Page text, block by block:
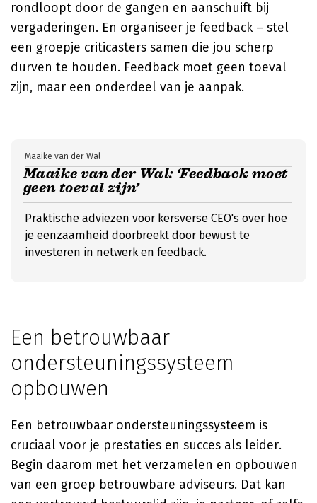
rondloopt door de gangen en aanschuift bij
vergaderingen. En organiseer je feedback – stel
een groepje criticasters samen die jou scherp
durven te houden. Feedback moet geen toeval
zijn, maar een onderdeel van je aanpak.
Maaike van der Wal: ‘Feedback moet
geen toeval zijn’
Maaike van der Wal
Praktische adviezen voor kersverse CEO's over hoe
je eenzaamheid doorbreekt door bewust te
investeren in netwerk en feedback.
Een betrouwbaar
ondersteuningssysteem
opbouwen
Een betrouwbaar ondersteuningssysteem is
cruciaal voor je prestaties en succes als leider.
Begin daarom met het verzamelen en opbouwen
van een groep betrouwbare adviseurs. Dat kan